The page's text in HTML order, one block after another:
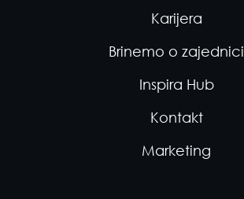
Karijera
Brinemo o zajednici
Inspira Hub
Kontakt
Marketing